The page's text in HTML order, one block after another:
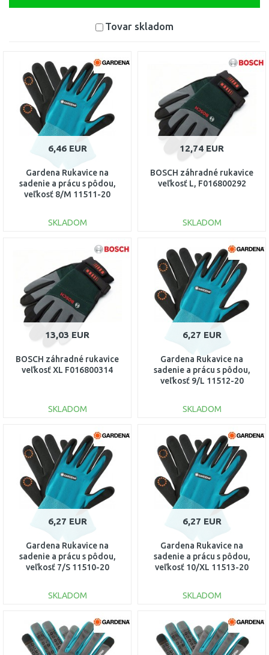
Tovar skladom
6,46 EUR
Gardena Rukavice na
sadenie a prácu s pôdou,
veľkosť 8/M 11511-20
SKLADOM
DO KOŠÍKA
Porovnať
12,74 EUR
BOSCH záhradné rukavice
veľkosť L, F016800292
SKLADOM
DO KOŠÍKA
Porovnať
13,03 EUR
BOSCH záhradné rukavice
veľkosť XL F016800314
SKLADOM
DO KOŠÍKA
Porovnať
6,27 EUR
Gardena Rukavice na
sadenie a prácu s pôdou,
veľkosť 9/L 11512-20
SKLADOM
DO KOŠÍKA
Porovnať
6,27 EUR
Gardena Rukavice na
sadenie a prácu s pôdou,
veľkosť 7/S 11510-20
SKLADOM
DO KOŠÍKA
Porovnať
6,27 EUR
Gardena Rukavice na
sadenie a prácu s pôdou,
veľkosť 10/XL 11513-20
SKLADOM
DO KOŠÍKA
Porovnať